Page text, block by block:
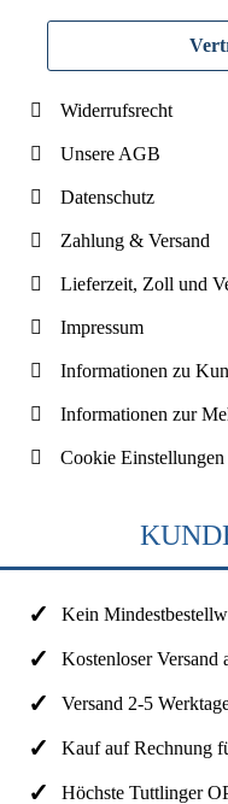
Widerrufsrecht
Unsere AGB
Datenschutz
Zahlung & Versand
Lieferzeit, Zoll und
Impressum
Informationen zu
Informationen zur
Cookie Einstellungen
Kein
Kostenloser Versand
Versand 2-5
Kauf auf Rechnung
Höchste Tuttlinger